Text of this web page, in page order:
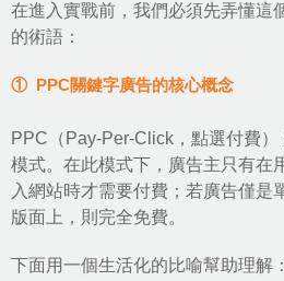
在進入實戰前，我們必須先弄懂這
的術語：
① PPC關鍵字廣告的核心概念
PPC（Pay-Per-Click，點選付費）
模式。在此模式下，廣告主只有在
入網站時才需要付費；若廣告僅是
版面上，則完全免費。
下面用一個生活化的比喻幫助理解：